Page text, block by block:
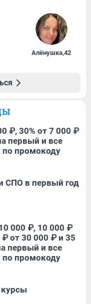
Алёнушка,42
₽, 30% от 7 000 ₽
первый и все
по промокоду
СПО в первый год
000 ₽, 10 000 ₽
от 30 000 ₽ и 35
первый и все
по промокоду
курсы